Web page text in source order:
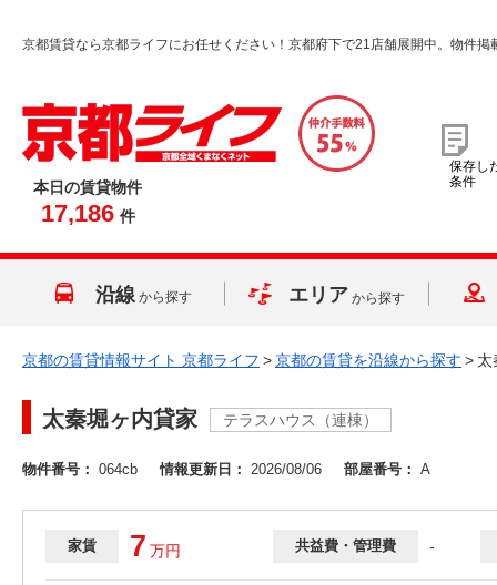
京都賃貸なら京都ライフにお任せください！京都府下で21店舗展開中。物件掲
本日の賃貸物件
17,186 件
保存し
条件
沿線 から探す エリア から探す
京都の賃貸情報サイト 京都ライフ >京都の賃貸を沿線から探す > 太
太秦堀ヶ内貸家 テラスハウス（連棟）
物件番号： 064cb 情報更新日： 2026/08/06 部屋番号： A
家賃 7 万円 共益費・管理費 -